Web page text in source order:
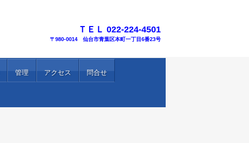
ＴＥＬ 022-224-4501
〒980-0014 仙台市青葉区本町一丁目6番23号
管理 アクセス 問合せ